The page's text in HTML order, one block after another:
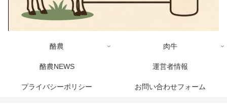
酪農 肉牛
酪農NEWS 運営者情報
プライバシーポリシー お問い合わせフォーム